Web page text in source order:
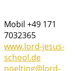
Mobil +49 171
7032365
www.lord-jesus-
school.de
noelting@lord-